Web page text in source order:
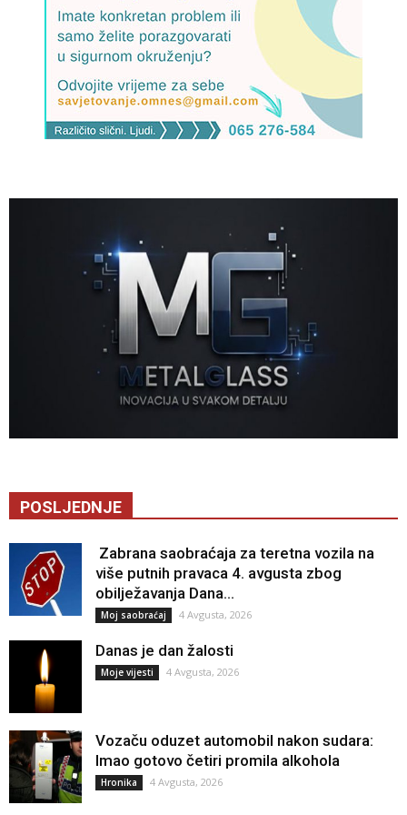
POSLJEDNJE
Zabrana saobraćaja za teretna vozila na
više putnih pravaca 4. avgusta zbog
obilježavanja Dana...
Moj saobraćaj 4 Avgusta, 2026
Danas je dan žalosti
Moje vijesti 4 Avgusta, 2026
Vozaču oduzet automobil nakon sudara:
Imao gotovo četiri promila alkohola
Hronika 4 Avgusta, 2026